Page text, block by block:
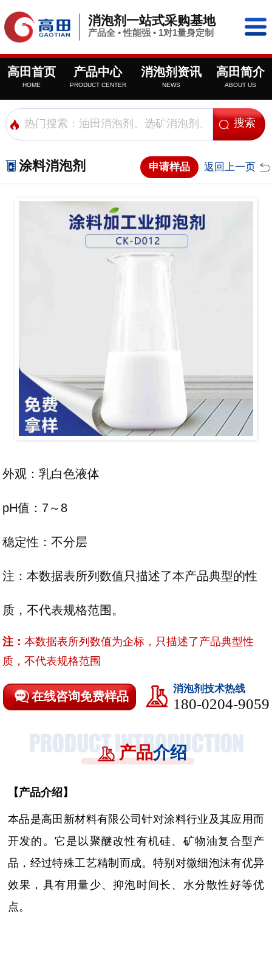
消泡剂一站式采购基地
产品全 • 性能强 • 1对1量身定制
高田首页
HOME
产品中心
PRODUCT CENTER
消泡剂资讯
NEWS
高田简介
ABOUT US
涂料消泡剂 申请样品 返回上一页
外观：乳白色液体
pH值：7～8
稳定性：不分层
注：本数据表所列数值只描述了本产品典型的性
质，不代表规格范围。
注：本数据表所列数值为企标，只描述了产品典型性
质，不代表规格范围
在线咨询免费样品
消泡剂技术热线
180-0204-9059
产品介绍
【产品介绍】
本品是高田新材料有限公司针对涂料行业及其应用而
开发的。它是以聚醚改性有机硅、矿物油复合型产
品，经过特殊工艺精制而成。特别对微细泡沫有优异
效果，具有用量少、抑泡时间长、水分散性好等优
点。